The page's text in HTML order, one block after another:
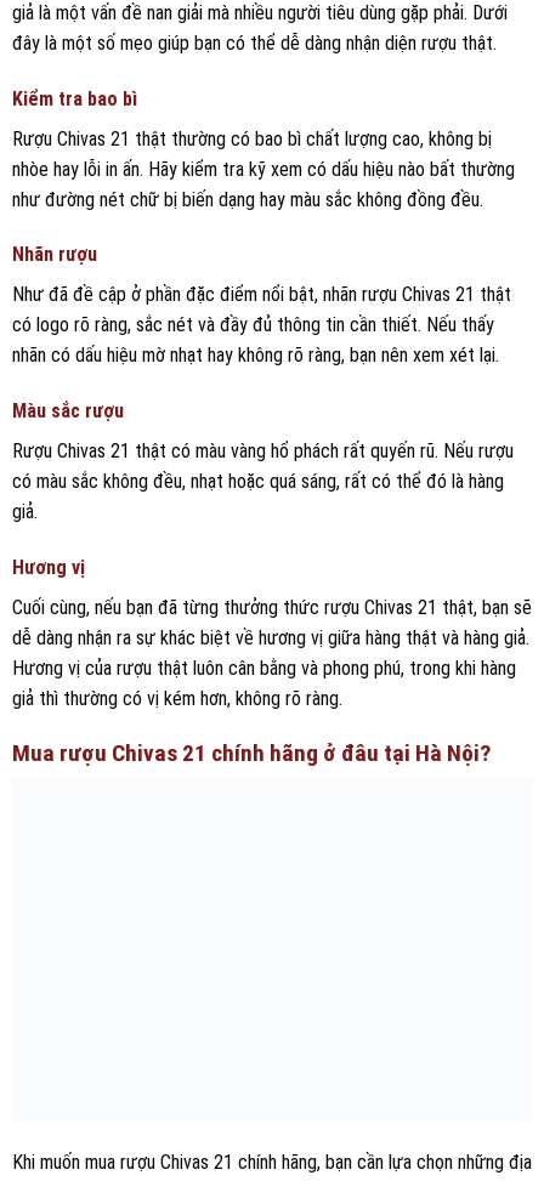
giả là một vấn đề nan giải mà nhiều người tiêu dùng gặp phải. Dưới
đây là một số mẹo giúp bạn có thể dễ dàng nhận diện rượu thật.
Kiểm tra bao bì
Rượu Chivas 21 thật thường có bao bì chất lượng cao, không bị
nhòe hay lỗi in ấn. Hãy kiểm tra kỹ xem có dấu hiệu nào bất thường
như đường nét chữ bị biến dạng hay màu sắc không đồng đều.
Nhãn rượu
Như đã đề cập ở phần đặc điểm nổi bật, nhãn rượu Chivas 21 thật
có logo rõ ràng, sắc nét và đầy đủ thông tin cần thiết. Nếu thấy
nhãn có dấu hiệu mờ nhạt hay không rõ ràng, bạn nên xem xét lại.
Màu sắc rượu
Rượu Chivas 21 thật có màu vàng hổ phách rất quyến rũ. Nếu rượu
có màu sắc không đều, nhạt hoặc quá sáng, rất có thể đó là hàng
giả.
Hương vị
Cuối cùng, nếu bạn đã từng thưởng thức rượu Chivas 21 thật, bạn sẽ
dễ dàng nhận ra sự khác biệt về hương vị giữa hàng thật và hàng giả.
Hương vị của rượu thật luôn cân bằng và phong phú, trong khi hàng
giả thì thường có vị kém hơn, không rõ ràng.
Mua rượu Chivas 21 chính hãng ở đâu tại Hà Nội?
Khi muốn mua rượu Chivas 21 chính hãng, bạn cần lựa chọn những địa